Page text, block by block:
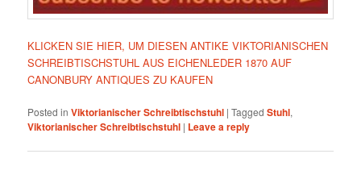
KLICKEN SIE HIER, UM DIESEN ANTIKE VIKTORIANISCHEN
SCHREIBTISCHSTUHL AUS EICHENLEDER 1870 AUF
CANONBURY ANTIQUES ZU KAUFEN
Posted in Viktorianischer Schreibtischstuhl |Tagged Stuhl,
Viktorianischer Schreibtischstuhl | Leave a reply